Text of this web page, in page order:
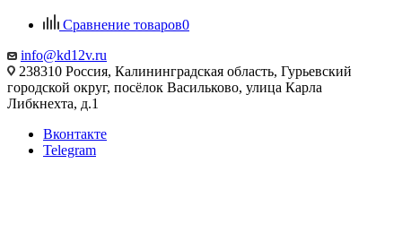
Сравнение товаров0
info@kd12v.ru
238310 Россия, Калининградская область, Гурьевский
городской округ, посёлок Васильково, улица Карла
Либкнехта, д.1
Вконтакте
Telegram